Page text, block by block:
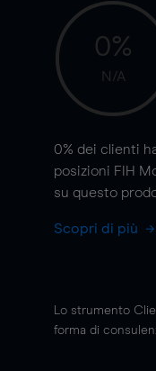
0%
N/A
0% dei clienti
posizioni FIH
su questo
Scopri di più
Lo strumento
forma di